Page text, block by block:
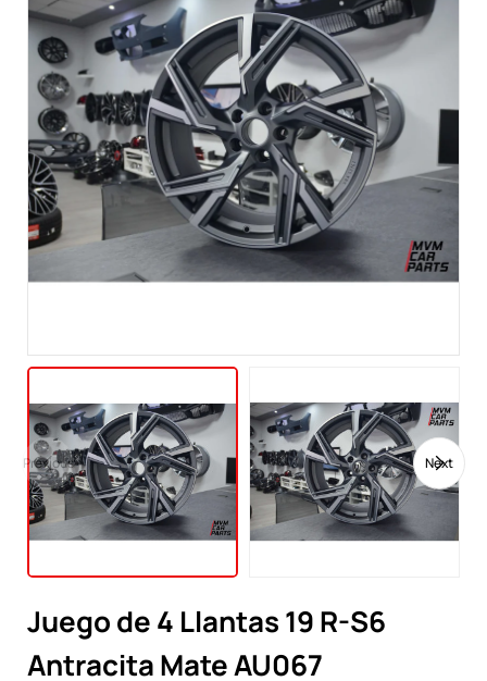
Previous Next
Juego de 4 Llantas 19 R-S6
Antracita Mate AU067